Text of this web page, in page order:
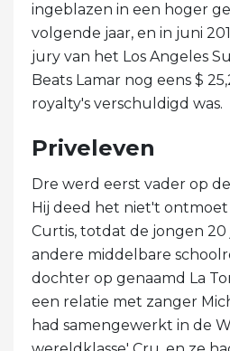
ingeblazen in een hoger
volgende jaar, en in juni
jury van het Los Angeles
Beats Lamar nog eens $
royalty's verschuldigd was.
Priveleven
Dre werd eerst vader op
Hij deed het niet't ontmoet
Curtis, totdat de jongen 20
andere middelbare
dochter op genaamd La
een relatie met zanger
had samengewerkt in de